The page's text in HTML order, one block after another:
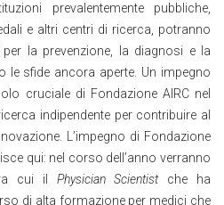
prevalentemente pubbliche,
e altri centri di ricerca, potranno
la prevenzione, la diagnosi e la
le sfide ancora aperte. Un impegno
cruciale di Fondazione AIRC nel
indipendente per contribuire al
L’impegno di Fondazione
qui: nel corso dell’anno verranno
cui il Physician Scientist che ha
di alta formazione per medici che